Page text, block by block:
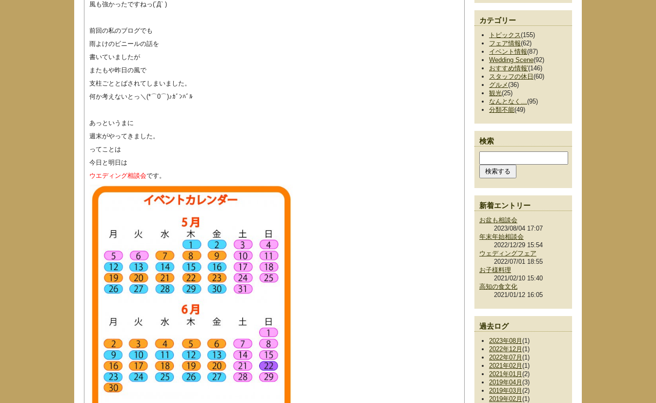
風も強かったですねっ(´Д` )
前回の私のブログでも
雨よけのビニールの話を
書いていましたが
またもや昨日の風で
支柱ごととばされてしまいました。
何か考えないとっ＼(*⌒0⌒)♪ｶﾞﾝﾊﾞﾙ
あっというまに
週末がやってきました。
ってことは
今日と明日は
ウエディング相談会です。
カテゴリー
トピックス(155)
フェア情報(62)
イベント情報(87)
Wedding Scene(92)
おすすめ情報'(146)
スタッフの休日 (60)
グルメ(36)
観光(25)
なんとなく…(95)
分類不能(49)
検索
新着エントリー
お盆も相談会
2023/08/04 17:07
年末年始相談会
2022/12/29 15:54
ウェディングフェア
2022/07/01 18:55
お子様料理
2021/02/10 15:40
高知の食文化
2021/01/12 16:05
過去ログ
2023年08月 (1)
2022年12月 (1)
2022年07月 (1)
2021年02月 (1)
2021年01月 (2)
2019年04月 (3)
2019年03月 (2)
2019年02月 (1)